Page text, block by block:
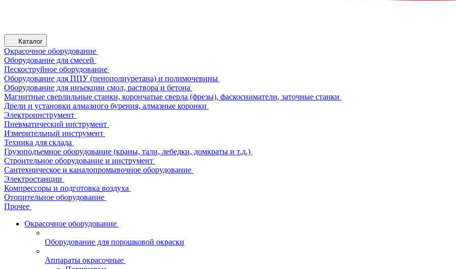
Каталог
Окрасочное оборудование
Оборудование для смесей
Пескоструйное оборудование
Оборудование для ППУ (пенополиуретана) и полимочевины
Оборудование для инъекции смол, раствора и бетона
Магнитные сверлильные станки, корончатые сверла (фрезы), фаскосниматели, заточные станки
Дрели и установки алмазного бурения, алмазные коронки
Электроинструмент
Пневматический инструмент
Измерительный инструмент
Техника для склада
Грузоподъемное оборудование (краны, тали, лебедки, домкраты и т.д.)
Строительное оборудование и инструмент
Сантехническое и каналопромывочное оборудование
Электростанции
Компрессоры и подготовка воздуха
Отопительное оборудование
Прочее
Окрасочное оборудование
Оборудование для порошковой окраски
Аппараты окрасочные